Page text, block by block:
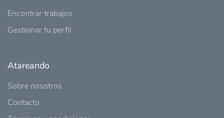
Encontrar trabajos
Gestionar tu perfil
Atareando
Sobre nosotros
Contacto